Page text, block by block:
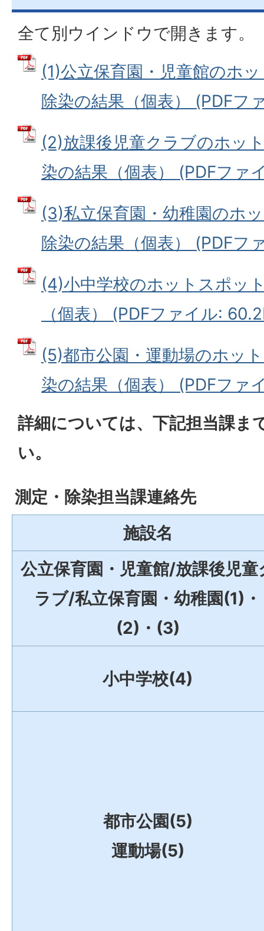
全て別ウインドウで開きます。
(1)公立保育園・児童館のホ
除染の結果（個表） (PDFフ
(2)放課後児童クラブのホッ
染の結果（個表） (PDFファ
(3)私立保育園・幼稚園のホ
除染の結果（個表） (PDFフ
(4)小中学校のホットスポッ
（個表） (PDFファイル:
(5)都市公園・運動場のホッ
染の結果（個表） (PDFファ
詳細については、下記担当課ま
い。
測定・除染担当課連絡先
施設名
公立保育園・児童館/放課後児童
ラブ/私立保育園・幼稚園(1)・
(2)・(3)
小中学校(4)
都市公園(5)
運動場(5)